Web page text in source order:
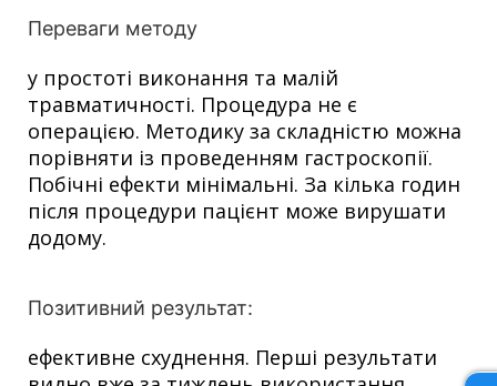
Переваги методу
у простоті виконання та малій
травматичності. Процедура не є
операцією. Методику за складністю можна
порівняти із проведенням гастроскопії.
Побічні ефекти мінімальні. За кілька годин
після процедури пацієнт може вирушати
додому.
Позитивний результат:
ефективне схуднення. Перші результати